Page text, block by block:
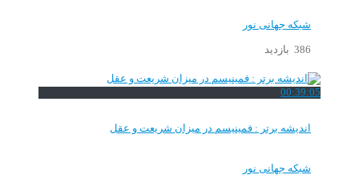
شبکه جهانی نور
386 بازدید
00:39:05
اندیشه برتر : فمینیسم در میزان شریعت و عقل
شبکه جهانی نور